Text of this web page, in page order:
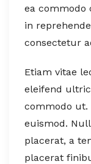
ea commodo
in
consectetur
Etiam vitae
eleifend
commodo ut.
euismod.
placerat, a
placerat